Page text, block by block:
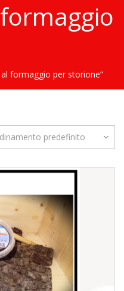
formaggio per storione”